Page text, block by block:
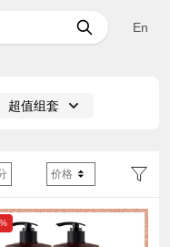
En
超值组套
价格